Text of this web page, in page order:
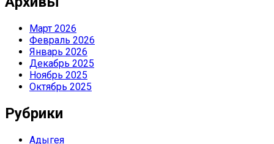
Март 2026
Февраль 2026
Январь 2026
Декабрь 2025
Ноябрь 2025
Октябрь 2025
Рубрики
Адыгея